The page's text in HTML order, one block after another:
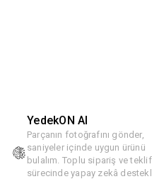
YedekON AI
Parçanın fotoğrafını gönder,
saniyeler içinde uygun ürünü
bulalım. Toplu sipariş ve
sürecinde yapay zekâ destekli